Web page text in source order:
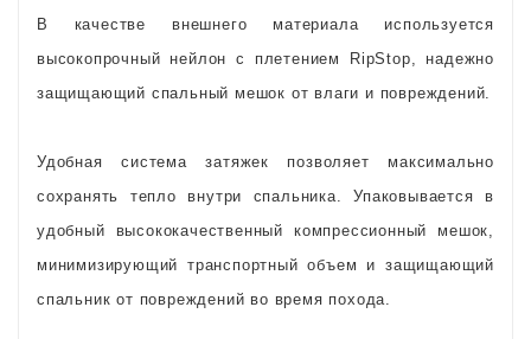
В качестве внешнего материала используется
высокопрочный нейлон с плетением RipStop, надежно
защищающий спальный мешок от влаги и повреждений.
Удобная система затяжек позволяет максимально
сохранять тепло внутри спальника. Упаковывается в
удобный высококачественный компрессионный мешок,
минимизирующий транспортный объем и защищающий
спальник от повреждений во время похода.